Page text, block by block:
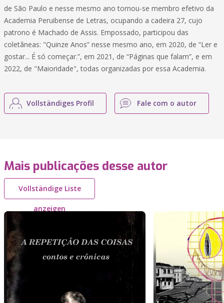
de São Paulo e nesse mesmo ano tornou-se membro efetivo da
Academia Peruibense de Letras, ocupando a cadeira 27, cujo
patrono é Machado de Assis. Empossado, participou das
coletâneas: "Quinze Anos” nesse mesmo ano, em 2020, de “Ler e
gostar... É só começar.”, em 2021, de “Páginas que falam”, e em
2022, de "Maioridade", todas organizadas por essa Academia.
Vollständiges Profil Fale com o autor
Mais publicações desse autor
Vollständige Liste
anzeigen